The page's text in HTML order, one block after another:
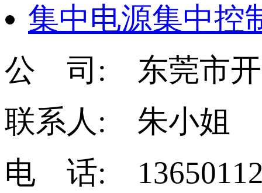
集中电源集中控
公 司: 东莞市开
联系人: 朱小姐
电 话: